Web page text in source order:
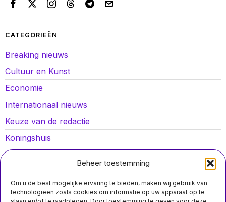
Beheer toestemming
Om u de best mogelijke ervaring te bieden, maken wij gebruik van
technologieën zoals cookies om informatie op uw apparaat op te
CATEGORIEËN
Breaking nieuws
Cultuur en Kunst
Economie
Internationaal nieuws
Keuze van de redactie
Koningshuis
Lokaal nieuws
Opinies